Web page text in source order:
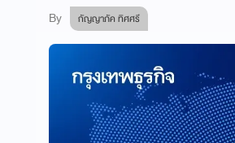
By กัญญาภัค ทิศศรี